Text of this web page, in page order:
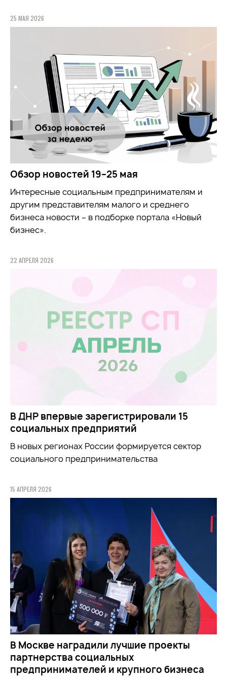
25 МАЯ 2026
Обзор новостей 19–25 мая
Интересные социальным предпринимателям и
другим представителям малого и среднего
бизнеса новости – в подборке портала «Новый
бизнес».
22 АПРЕЛЯ 2026
В ДНР впервые зарегистрировали 15
социальных предприятий
В новых регионах России формируется сектор
социального предпринимательства
15 АПРЕЛЯ 2026
В Москве наградили лучшие проекты
партнерства социальных
предпринимателей и крупного бизнеса